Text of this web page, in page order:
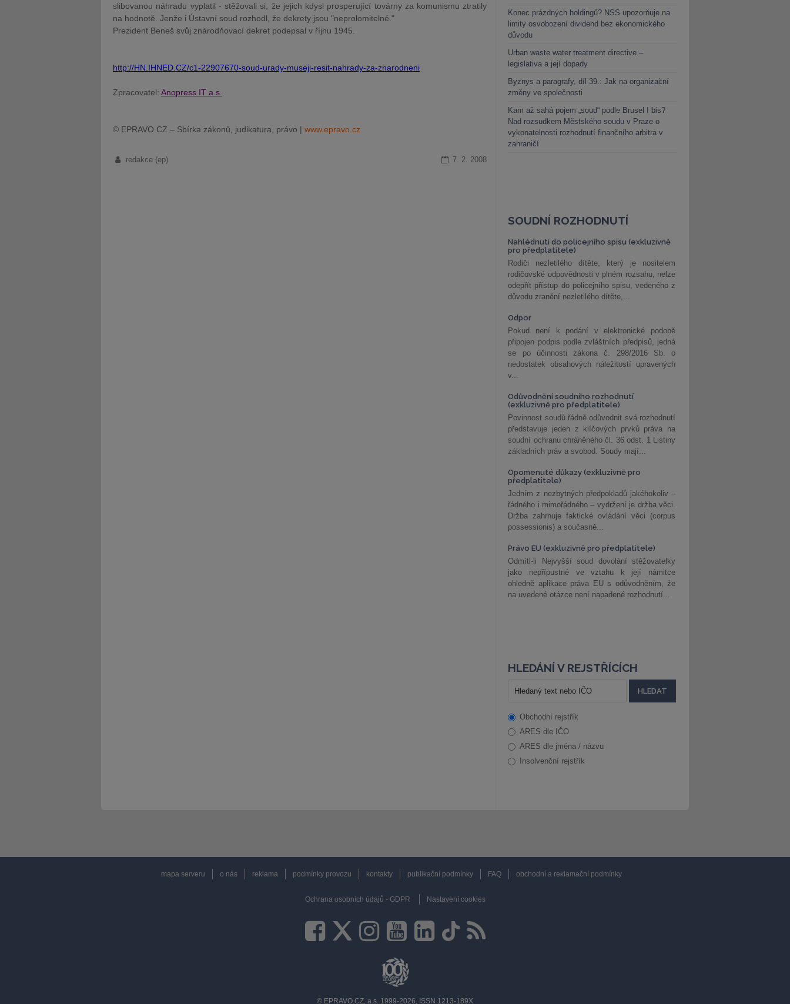
slibovanou náhradu vyplatil - stěžovali si, že jejich kdysi prosperující továrny za komunismu ztratily
na hodnotě. Jenže i Ústavní soud rozhodl, že dekrety jsou "neprolomitelné."
Prezident Beneš svůj znárodňovací dekret podepsal v říjnu 1945.
http://HN.IHNED.CZ/c1-22907670-soud-urady-museji-resit-nahrady-za-znarodneni
Zpracovatel: Anopress IT a.s.
© EPRAVO.CZ – Sbírka zákonů, judikatura, právo | www.epravo.cz
redakce (ep) 7. 2. 2008
Konec prázdných holdingů? NSS upozorňuje na
limity osvobození dividend bez ekonomického
důvodu
Urban waste water treatment directive –
legislativa a její dopady
Byznys a paragrafy, díl 39.: Jak na organizační
změny ve společnosti
Kam až sahá pojem „soud“ podle Brusel I bis?
Nad rozsudkem Městského soudu v Praze o
vykonatelnosti rozhodnutí finančního arbitra v
zahraničí
SOUDNÍ ROZHODNUTÍ
Nahlédnutí do policejního spisu (exkluzivně
pro předplatitele)
Rodiči nezletilého dítěte, který je nositelem
rodičovské odpovědnosti v plném rozsahu, nelze
odepřít přístup do policejního spisu, vedeného z
důvodu zranění nezletilého dítěte,...
Odpor
Pokud není k podání v elektronické podobě
připojen podpis podle zvláštních předpisů, jedná
se po účinnosti zákona č. 298/2016 Sb. o
nedostatek obsahových náležitostí upravených
v...
Odůvodnění soudního rozhodnutí
(exkluzivně pro předplatitele)
Povinnost soudů řádně odůvodnit svá rozhodnutí
představuje jeden z klíčových prvků práva na
soudní ochranu chráněného čl. 36 odst. 1 Listiny
základních práv a svobod. Soudy mají...
Opomenuté důkazy (exkluzivně pro
předplatitele)
Jedním z nezbytných předpokladů jakéhokoliv –
řádného i mimořádného – vydržení je držba věci.
Držba zahrnuje faktické ovládání věci (corpus
possessionis) a současně...
Právo EU (exkluzivně pro předplatitele)
Odmítl-li Nejvyšší soud dovolání stěžovatelky
jako nepřípustné ve vztahu k její námitce
ohledně aplikace práva EU s odůvodněním, že
na uvedené otázce není napadené rozhodnutí...
HLEDÁNÍ V REJSTŘÍCÍCH
Obchodní rejstřík
ARES dle IČO
ARES dle jména / názvu
Insolvenční rejstřík
mapa serveru o nás reklama podmínky provozu kontakty publikační podmínky FAQ obchodní a reklamační podmínky
Ochrana osobních údajů - GDPR Nastavení cookies
© EPRAVO.CZ, a.s. 1999-2026, ISSN 1213-189X